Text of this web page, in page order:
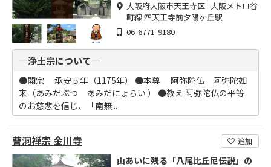
大阪府大阪市天王寺区 大阪メトロ谷
町線 四天王寺前夕陽ヶ丘駅
06-6771-9180
―浄土宗について―
●開宗 承安５年（1175年） ●本尊 阿弥陀仏 阿弥陀如
来（あみだぶつ あみだにょらい ） ●教え 阿弥陀仏の平等
のお慈悲を信じ、「南無...
曹洞禅宗 金川寺 追加
山あいに残る「八尾比丘尼伝説」の